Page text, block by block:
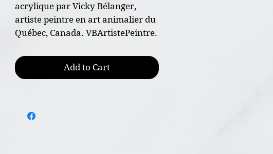
acrylique par Vicky Bélanger,
artiste peintre en art animalier du
Québec, Canada. VBArtistePeintre.
* Oeuvre originale peint à la main
* Dimension 11"x14"
* Peinture acrylique et technique
Add to Cart